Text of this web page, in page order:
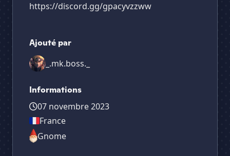
https://discord.gg/gpacyvzzww
Ajouté par
_.mk.boss._
Informations
07 novembre 2023
France
Gnome